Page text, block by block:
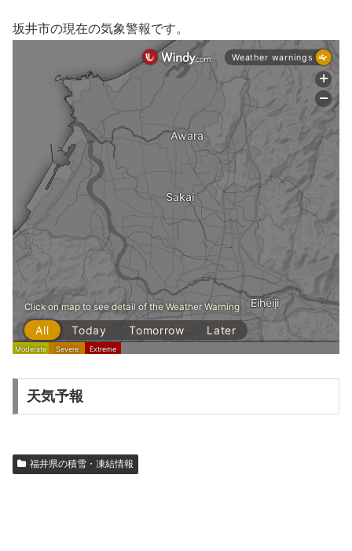
坂井市の現在の気象警報です。
天気予報
福井県の積雪・凍結情報